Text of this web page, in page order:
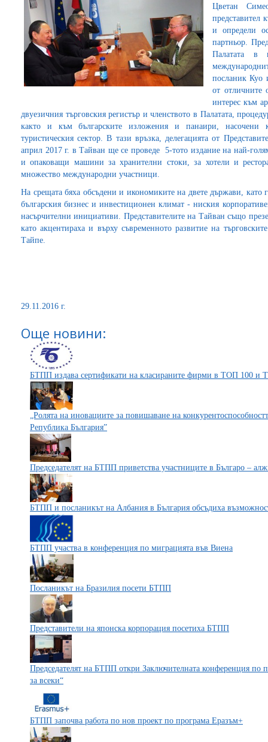
Цветан
представител
и определи
партньор.
Палатата в
посланик Куо
от отличните
интерес към
двуезичния търговския регистър и членството в Палатата,
както и към българските изложения и панаири, насочени
туристическия сектор. В тази връзка, делегацията от
април 2017 г. в Тайван ще се проведе 5-тото издание на най-
и опаковащи машини за хранителни стоки, за хотели и
множество международни участници.
На срещата бяха обсъдени и икономиките на двете държави, като
българския бизнес и инвестиционен климат - ниския
насърчителни инициативи. Представителите на Тайван също
като акцентираха и върху съвременното развитие на
Тайпе.
29.11.2016 г.
Още новини:
БТПП издава сертификати на класираните фирми в ТОП 100 и
„Ролята на иновациите за повишаване на
Република България”
Председателят на БТПП приветства участниците в Българо –
БТПП и посланикът на Албания в България обсъдиха
БТПП участва в конференция по миграцията във Виена
Посланикът на Бразилия посети БТПП
Представители на японска корпорация посетиха БТПП
Председателят на БТПП откри Заключителната конференция по
за всеки“
БТПП започва работа по нов проект по програма Еразъм+